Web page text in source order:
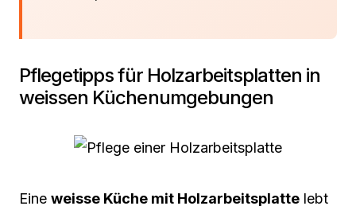
Pflegetipps für Holzarbeitsplatten in
weissen Küchenumgebungen
Eine weisse Küche mit Holzarbeitsplatte lebt